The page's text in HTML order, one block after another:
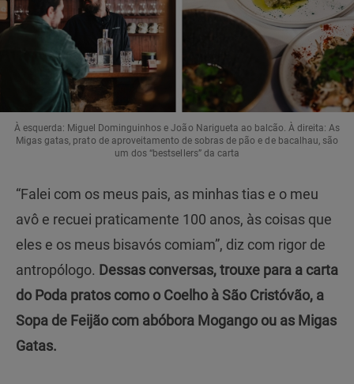
À esquerda: Miguel Dominguinhos e João Narigueta ao balcão. À direita: As
Migas gatas, prato de aproveitamento de sobras de pão e de bacalhau, são
um dos “bestsellers” da carta
“Falei com os meus pais, as minhas tias e o meu
avô e recuei praticamente 100 anos, às coisas que
eles e os meus bisavós comiam”, diz com rigor de
antropólogo. Dessas conversas, trouxe para a carta
do Poda pratos como o Coelho à São Cristóvão, a
Sopa de Feijão com abóbora Mogango ou as Migas
Gatas.